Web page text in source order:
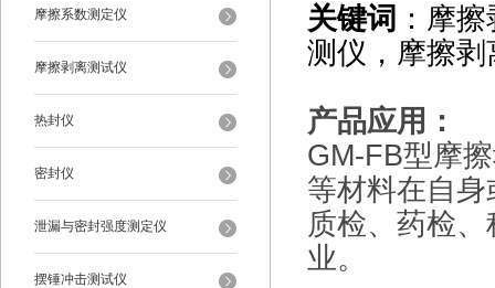
摩擦系数测定仪
摩擦剥离测试仪
热封仪
密封仪
泄漏与密封强度测定仪
摆锤冲击测试仪
关键词 ：摩
测仪，摩擦
产品应用：
GM-FB型摩
等材料在自
质检、药检
业。